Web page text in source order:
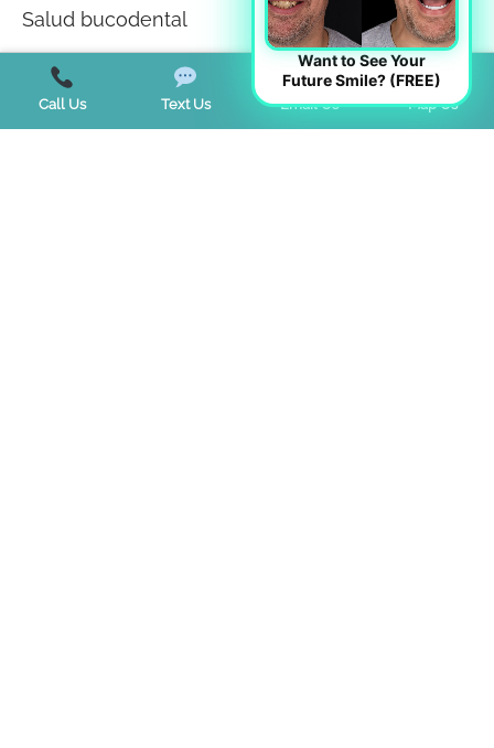
Salud bucodental
Salud de las encías
Sin categorizar
Call Us Text Us Email Us Map Us
Want to See Your
Future Smile? (FREE)